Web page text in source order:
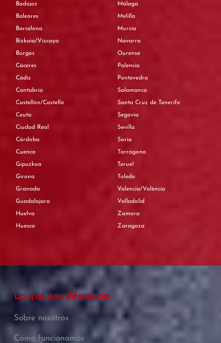
Badajoz
Baleares
Barcelona
Bizkaia/Vizcaya
Burgos
Cáceres
Cádiz
Cantabria
Castellón/Castelló
Ceuta
Ciudad Real
Córdoba
Cuenca
Gipuzkoa
Girona
Granada
Guadalajara
Huelva
Huesca
Málaga
Melilla
Murcia
Navarra
Ourense
Palencia
Pontevedra
Salamanca
Santa Cruz de Tenerife
Segovia
Sevilla
Soria
Tarragona
Teruel
Toledo
Valencia/València
Valladolid
Zamora
Zaragoza
Lo que nos diferencia
Sobre nosotros
Cómo funcionamos